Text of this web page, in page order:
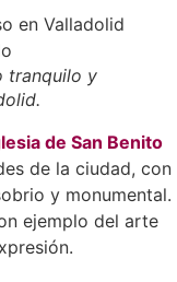
tranquilo y
de San Benito
de la ciudad, con
y monumental.
ejemplo del arte